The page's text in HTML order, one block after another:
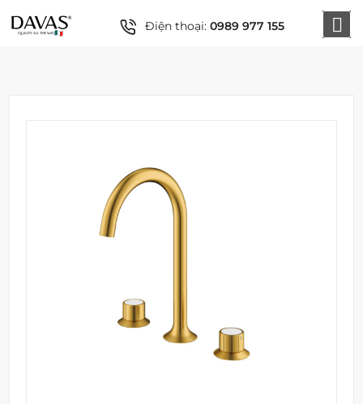
Điện thoại: 0989 977 155